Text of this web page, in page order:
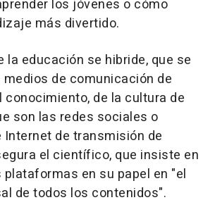
los jóvenes o cómo
más divertido.
la educación se hibride, que se
de comunicación de
de la cultura de
son las redes sociales o
de transmisión de
el científico, que insiste en
en su papel en "el
de todos los contenidos".